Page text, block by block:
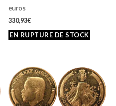
euros
330,93€